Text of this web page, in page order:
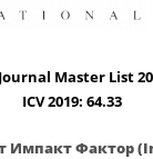
Master List
ICV 2019: 64.33
Импакт Фактор